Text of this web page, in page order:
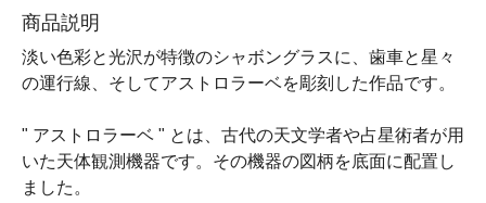
商品説明
淡い色彩と光沢が特徴のシャボングラスに、歯車と星々
の運行線、そしてアストロラーベを彫刻した作品です。
" アストロラーベ " とは、古代の天文学者や占星術者が用
いた天体観測機器です。その機器の図柄を底面に配置し
ました。